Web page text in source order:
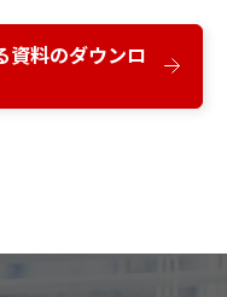
資料のダウンロ